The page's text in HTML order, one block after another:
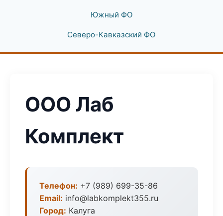
Южный ФО
Северо-Кавказский ФО
ООО Лаб
Комплект
Телефон: +7 (989) 699-35-86
Email: info@labkomplekt355.ru
Город: Калуга